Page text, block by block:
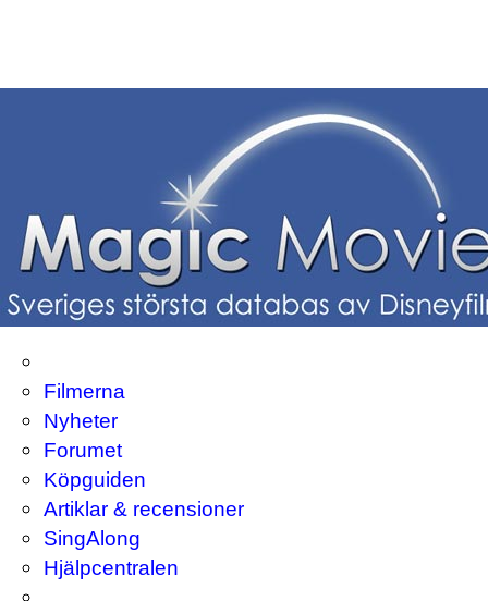
Filmerna
Nyheter
Forumet
Köpguiden
Artiklar & recensioner
SingAlong
Hjälpcentralen